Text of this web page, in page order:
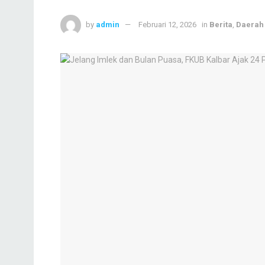
by admin Februari 12, 2026 in Berita Daerah